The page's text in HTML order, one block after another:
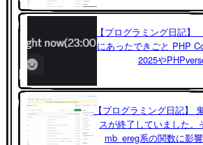
【プログラミング日記】
にあったできごと PHP
2025や
【プログラミング日記】
スが終了していました。
mb_ereg系の関数に影響